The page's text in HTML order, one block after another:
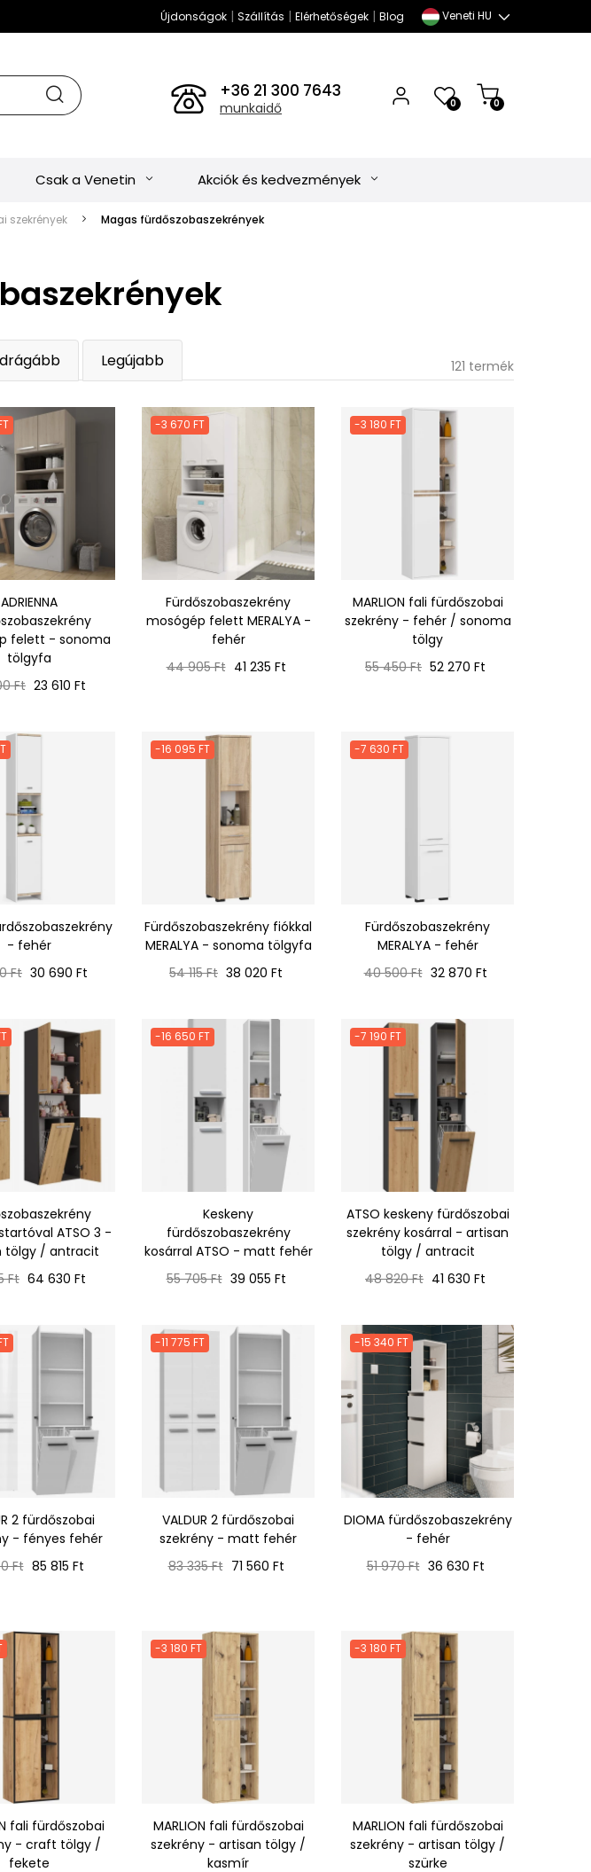
Újdonságok| Szállítás | Elérhetőségek| Blog Veneti HU
+36 21 300 7643
munkaidő 0 0
Csak a Venetin Akciók és kedvezmények
szekrények Magas fürdőszobaszekrények
Legújabb 121 termék
ADRIENNA
felett - sonoma
tölgyfa
Ft Ár
23 610 Ft
-3 670 FT
Fürdőszobaszekrény
mosógép felett MERALYA -
fehér
Normál
44 905 Ft Ár
41 235 Ft
-3 180 FT
MARLION fali fürdőszobai
szekrény - fehér / sonoma
tölgy
Normál
55 450 Ft Ár
52 270 Ft
- fehér
Ft Ár
30 690 Ft
-16 095 FT
Fürdőszobaszekrény fiókkal
MERALYA - sonoma tölgyfa
Normál
54 115 Ft Ár
38 020 Ft
-7 630 FT
Fürdőszobaszekrény
MERALYA - fehér
Normál
40 500 Ft Ár
32 870 Ft
ATSO 3 -
tölgy / antracit
Ft Ár
64 630 Ft
-16 650 FT
Keskeny
fürdőszobaszekrény
kosárral ATSO - matt fehér
Normál
55 705 Ft Ár
39 055 Ft
-7 190 FT
ATSO keskeny fürdőszobai
szekrény kosárral - artisan
tölgy / antracit
Normál
48 820 Ft Ár
41 630 Ft
2 fürdőszobai
- fényes fehér
Ft Ár
85 815 Ft
-11 775 FT
VALDUR 2 fürdőszobai
szekrény - matt fehér
Normál
83 335 Ft Ár
71 560 Ft
-15 340 FT
DIOMA fürdőszobaszekrény
- fehér
Normál
51 970 Ft Ár
36 630 Ft
fali fürdőszobai
- craft tölgy /
fekete
-3 180 FT
MARLION fali fürdőszobai
szekrény - artisan tölgy /
kasmír
-3 180 FT
MARLION fali fürdőszobai
szekrény - artisan tölgy /
szürke